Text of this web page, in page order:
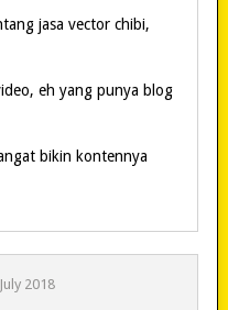
jasa vector chibi,
eh yang punya blog
bikin kontennya
2018